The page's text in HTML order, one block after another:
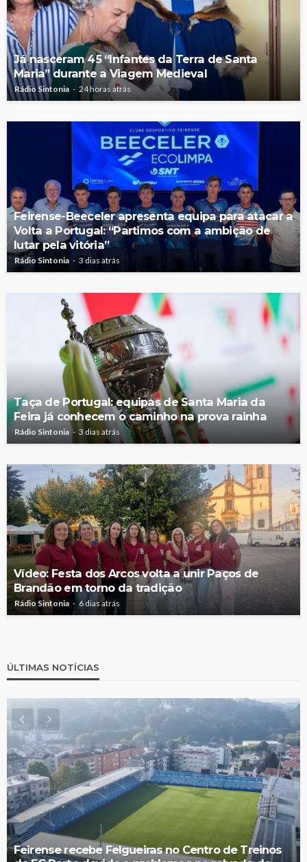
Já nasceram 45 “Infantes da Terra de Santa
Maria” durante a Viagem Medieval
Rádio Sintonia 24 horas atrás
Feirense-Beeceler apresenta equipa para atacar a
Volta a Portugal: “Partimos com a ambição de
lutar pela vitória”
Rádio Sintonia 3 dias atrás
Taça de Portugal: equipas de Santa Maria da
Feira já conhecem o caminho na prova rainha
Rádio Sintonia 3 dias atrás
Vídeo: Festa dos Arcos volta a unir Paços de
Brandão em torno da tradição
Rádio Sintonia 6 dias atrás
ÚLTIMAS NOTÍCIAS
Feirense recebe Felgueiras no Centro de Treinos